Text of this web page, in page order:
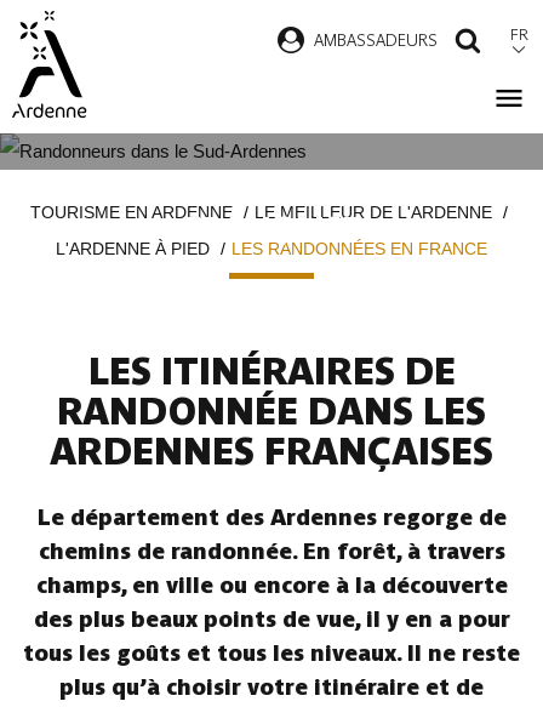
contenu
principal
AMBASSADEURS FR
FRANÇAISE
d'ArianeTOURISME EN ARDENNE
LE MEILLEUR DE L'ARDENNE
L'ARDENNE À PIED
LES RANDONNÉES EN FRANCE
LES ITINÉRAIRES DE
RANDONNÉE DANS LES
ARDENNES FRANÇAISES
Le département des Ardennes regorge de
chemins de randonnée. En forêt, à travers
champs, en ville ou encore à la découverte
des plus beaux points de vue, il y en a pour
tous les goûts et tous les niveaux. Il ne reste
plus qu’à choisir votre itinéraire et de